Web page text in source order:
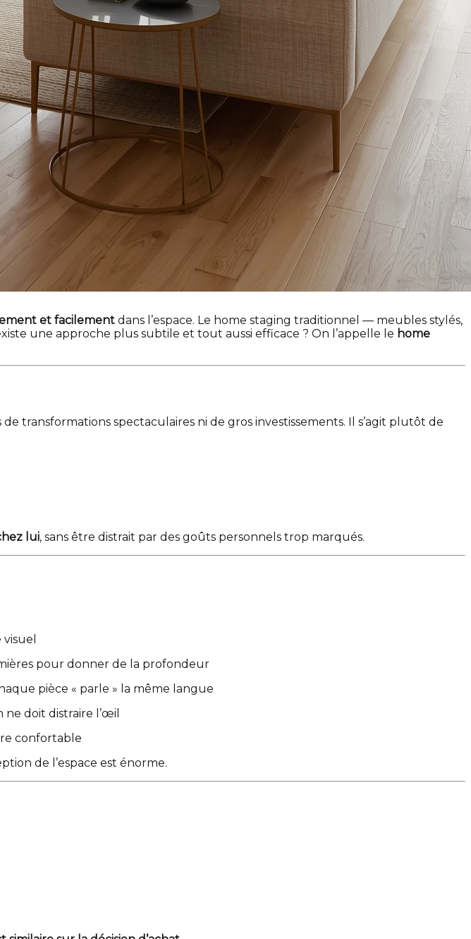
et facilement dans l’espace. Le home staging traditionnel — meubles stylés,
une approche plus subtile et tout aussi efficace ? On l’appelle le home
transformations spectaculaires ni de gros investissements. Il s’agit plutôt de
lui, sans être distrait par des goûts personnels trop marqués.
pour donner de la profondeur
pièce « parle » la même langue
doit distraire l’œil
confortable
de l’espace est énorme.